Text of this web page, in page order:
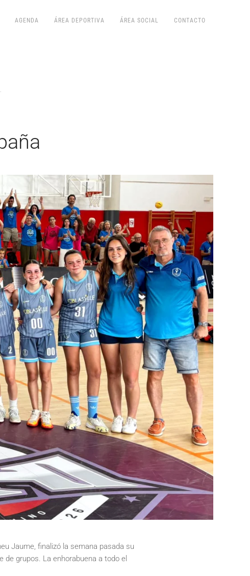
AGENDA ÁREA DEPORTIVA ÁREA SOCIAL CONTACTO
Jaume, finalizó la semana pasada su
grupos. La enhorabuena a todo el